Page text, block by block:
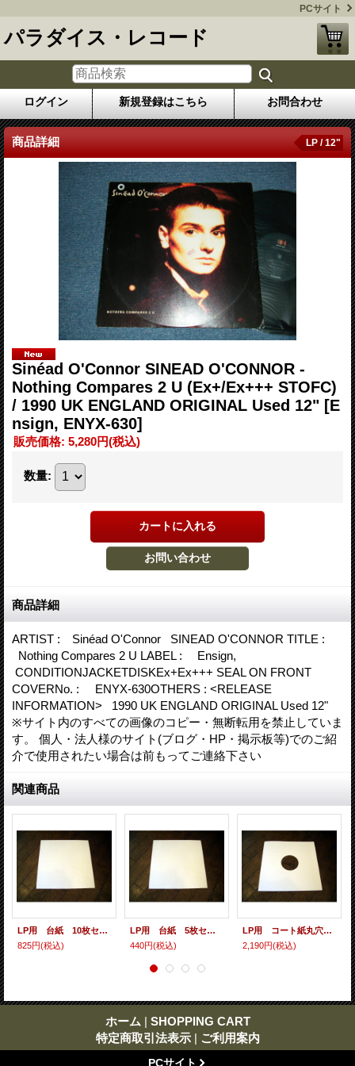
PCサイト
パラダイス・レコード
ログイン 新規登録はこちら お問合わせ
商品詳細 LP / 12"
Sinéad O'Connor SINEAD O'CONNOR -
Nothing Compares 2 U (Ex+/Ex+++ STOFC)
/ 1990 UK ENGLAND ORIGINAL Used 12" [E
nsign, ENYX-630]
販売価格: 5,280円(税込)
数量:
商品詳細
ARTIST : Sinéad O'Connor SINEAD O'CONNOR TITLE :
Nothing Compares 2 U LABEL : Ensign,
CONDITIONJACKETDISKEx+Ex+++ SEAL ON FRONT
COVERNo. : ENYX-630OTHERS : <RELEASE
INFORMATION> 1990 UK ENGLAND ORIGINAL Used 12"
※サイト内のすべての画像のコピー・無断転用を禁止していま
す。 個人・法人様のサイト(ブログ・HP・掲示板等)でのご紹
介で使用されたい場合は前もってご連絡下さい
関連商品
LP用 台紙 10枚セット
825円(税込)
LP用 台紙 5枚セット
440円(税込)
LP用 コート紙丸穴ジャケ 10枚セット
2,190円(税込)
ホーム | SHOPPING CART
特定商取引法表示 | ご利用案内
PCサイト